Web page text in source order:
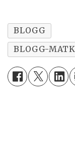
BLOGG
BLOGG-